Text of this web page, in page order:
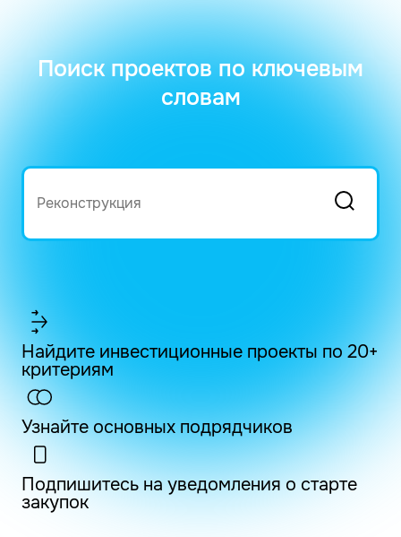
Поиск проектов по ключевым
словам
Найдите инвестиционные проекты по 20+
критериям
Узнайте основных подрядчиков
Подпишитесь на уведомления о старте
закупок